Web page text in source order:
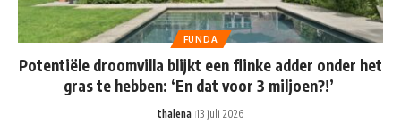
FUNDA
Potentiële droomvilla blijkt een flinke adder onder het
gras te hebben: ‘En dat voor 3 miljoen?!’
thalena 13 juli 2026